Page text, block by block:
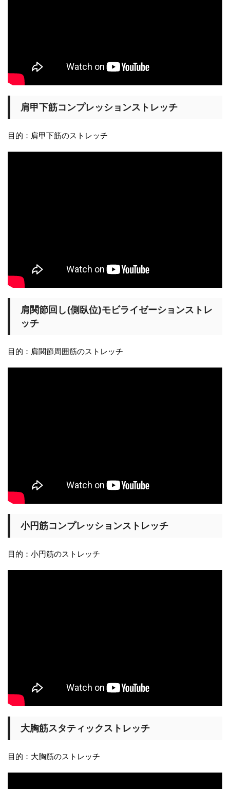
肩甲下筋コンプレッションストレッチ
目的：肩甲下筋のストレッチ
肩関節回し(側臥位)モビライゼーションストレ
ッチ
目的：肩関節周囲筋のストレッチ
小円筋コンプレッションストレッチ
目的：小円筋のストレッチ
大胸筋スタティックストレッチ
目的：大胸筋のストレッチ